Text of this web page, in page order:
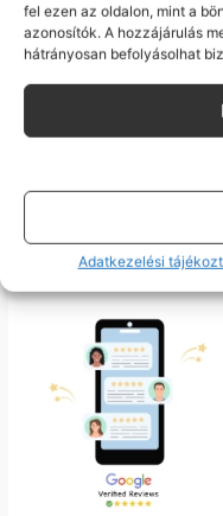
fel ezen az oldalon, mint a
azonosítók. A hozzájárulás
hátrányosan befolyásolhat
Adatkezelési